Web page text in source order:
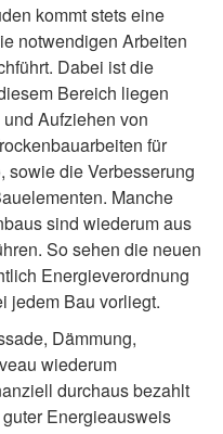
kommt stets eine
notwendigen Arbeiten
Dabei ist die
Bereich liegen
Aufziehen von
für
sowie die Verbesserung
Manche
sind wiederum aus
So sehen die neuen
Energieverordnung
jedem Bau vorliegt.
Dämmung,
wiederum
durchaus bezahlt
Energieausweis